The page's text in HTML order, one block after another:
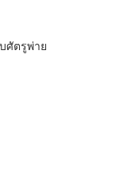
ศัตรูพ่าย